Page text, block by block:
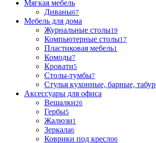
Мягкая мебель
Диваны67
Мебель для дома
Журнальные столы19
Компьютерные столы17
Пластиковая мебель1
Комоды7
Кровати5
Столы-тумбы7
Стулья кухонные, барные,
Аксессуары для офиса
Вешалки26
Гербы5
Жалюзи1
Зеркала6
Коврики под кресло6